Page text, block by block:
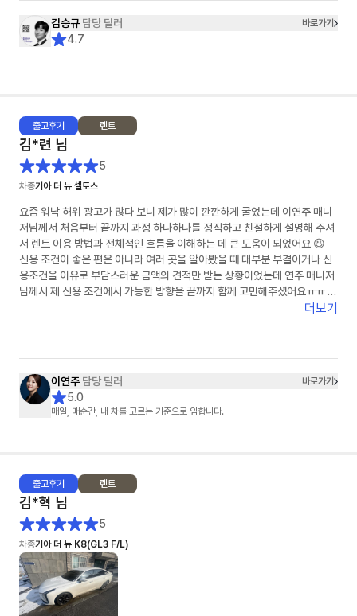
김승규 담당 딜러 바로가기
4.7
출고후기 렌트
김*련 님
5
차종기아 더 뉴 셀토스
요즘 워낙 허위 광고가 많다 보니 제가 많이 깐깐하게 굴었는데 이연주 매니
저님께서 처음부터 끝까지 과정 하나하나를 정직하고 친절하게 설명해 주셔
서 렌트 이용 방법과 전체적인 흐름을 이해하는 데 큰 도움이 되었어요 😆
신용 조건이 좋은 편은 아니라 여러 곳을 알아봤을 때 대부분 부결이거나 신
용조건을 이유로 부담스러운 금액의 견적만 받는 상황이었는데 연주 매니저
님께서 제 신용 조건에서 가능한 방향을 끝까지 함께 고민해주셨어요ㅠㅠ 그
래서 덕분에 다행히 초기 비용 없이 계약까지 진행할 수 있었고 금액도 제가
도 많이 하는 스타일이었는데 이번에는 의심할 필요도 없었고 깐깐하게 굴
필요도 없을 만큼 꼼꼼하게 하나하나 함께 확인해 주셔서 마음 놓고 진행할
수 있었습니다!! 주변에서 렌트 이용을 고민하는 분이 있다면 주저 없이 소개
해 드리고 싶은 매니저님이었습니다 👍 그동안 고생 정말 많으셨고 진심으
더보기
이연주 담당 딜러 바로가기
5.0
매일, 매순간, 내 차를 고르는 기준으로 임합니다.
출고후기 렌트
김*혁 님
5
차종기아 더 뉴 K8(GL3 F/L)